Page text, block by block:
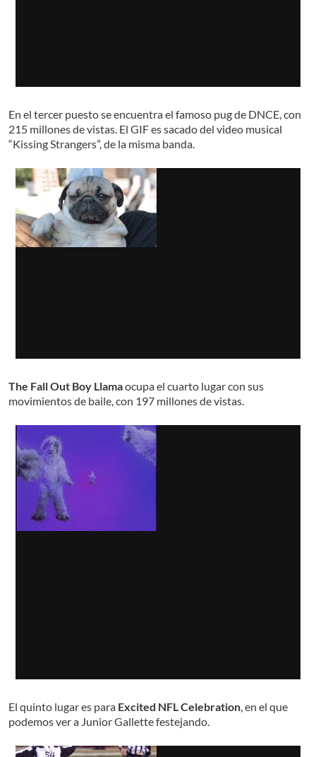
En el tercer puesto se encuentra el famoso pug de DNCE, con
215 millones de vistas. El GIF es sacado del video musical
“Kissing Strangers”, de la misma banda.
The Fall Out Boy Llamaocupa el cuarto lugar con sus
movimientos de baile, con 197 millones de vistas.
El quinto lugar es para Excited NFL Celebration , en el que
podemos ver a Junior Gallette festejando.